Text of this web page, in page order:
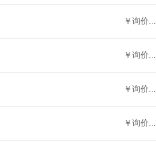
￥询价...
￥询价...
￥询价...
￥询价...